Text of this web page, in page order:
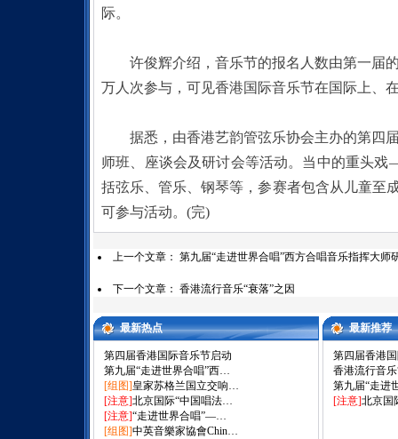
际。
许俊辉介绍，音乐节的报名人数由第一届
万人次参与，可见香港国际音乐节在国际上、
据悉，由香港艺韵管弦乐协会主办的第四
师班、座谈会及研讨会等活动。当中的重头
括弦乐、管乐、钢琴等，参赛者包含从儿童至
可参与活动。(完)
上一个文章： 第九届“走进世界合唱”西方合唱音乐指挥大师
下一个文章： 香港流行音乐“衰落”之因
最新热点 最新推荐
第四届香港国际音乐节启动
第九届“走进世界合唱”西…
[组图]皇家苏格兰国立交响…
[注意]北京国际“中国唱法…
[注意]“走进世界合唱”—…
[组图]中英音樂家協會Chin…
第四届香港
香港流行音
第九届“走进
[注意]北京国